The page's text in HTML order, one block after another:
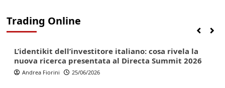
Trading Online
L’identikit dell’investitore italiano: cosa rivela la
nuova ricerca presentata al Directa Summit 2026
Andrea Fiorini 25/06/2026